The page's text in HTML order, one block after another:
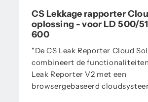
CS Lekkage rapporter
oplossing - voor LD 500/
600
"De CS Leak Reporter Cloud
combineert de functionaliteiten
Leak Reporter V2 met een
browsergebaseerd